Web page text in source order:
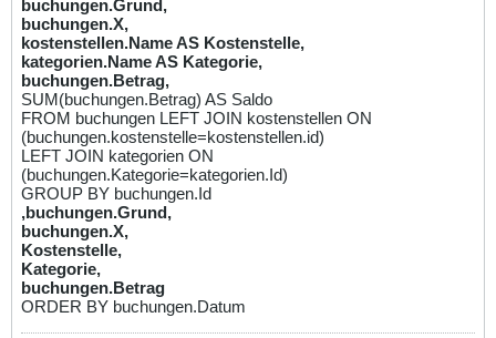
buchungen.Grund,
buchungen.X,
kostenstellen.Name AS Kostenstelle,
kategorien.Name AS Kategorie,
buchungen.Betrag,
SUM(buchungen.Betrag) AS Saldo
FROM buchungen LEFT JOIN kostenstellen ON
(buchungen.kostenstelle=kostenstellen.id)
LEFT JOIN kategorien ON
(buchungen.Kategorie=kategorien.Id)
GROUP BY buchungen.Id
,buchungen.Grund,
buchungen.X,
Kostenstelle,
Kategorie,
buchungen.Betrag
ORDER BY buchungen.Datum